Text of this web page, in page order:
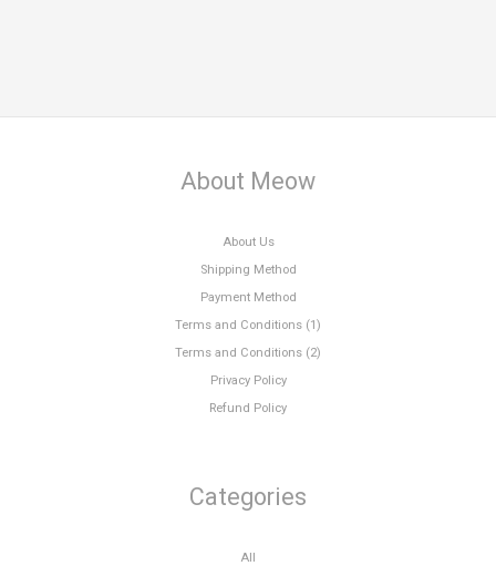
About Meow
About Us
Shipping Method
Payment Method
Terms and Conditions (1)
Terms and Conditions (2)
Privacy Policy
Refund Policy
Categories
All